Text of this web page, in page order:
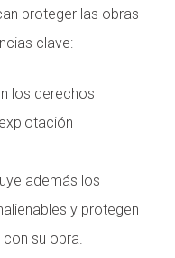
proteger las obras
clave:
los derechos
además los
y protegen
con su obra.